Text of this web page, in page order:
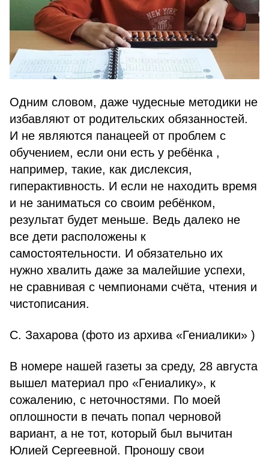
Одним словом, даже чудесные методики не
избавляют от родительских обязанностей.
И не являются панацеей от проблем с
обучением, если они есть у ребёнка ,
например, такие, как дислексия,
гиперактивность. И если не находить время
и не заниматься со своим ребёнком,
результат будет меньше. Ведь далеко не
все дети расположены к
самостоятельности. И обязательно их
нужно хвалить даже за малейшие успехи,
не сравнивая с чемпионами счёта, чтения и
чистописания.
С. Захарова (фото из архива «Гениалики» )
В номере нашей газеты за среду, 28 августа
вышел материал про «Гениалику», к
сожалению, с неточностями. По моей
оплошности в печать попал черновой
вариант, а не тот, который был вычитан
Юлией Сергеевной. Проношу свои